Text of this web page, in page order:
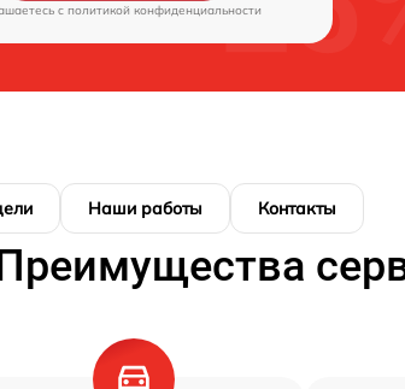
c политикой конфиденциальности
Наши работы Контакты